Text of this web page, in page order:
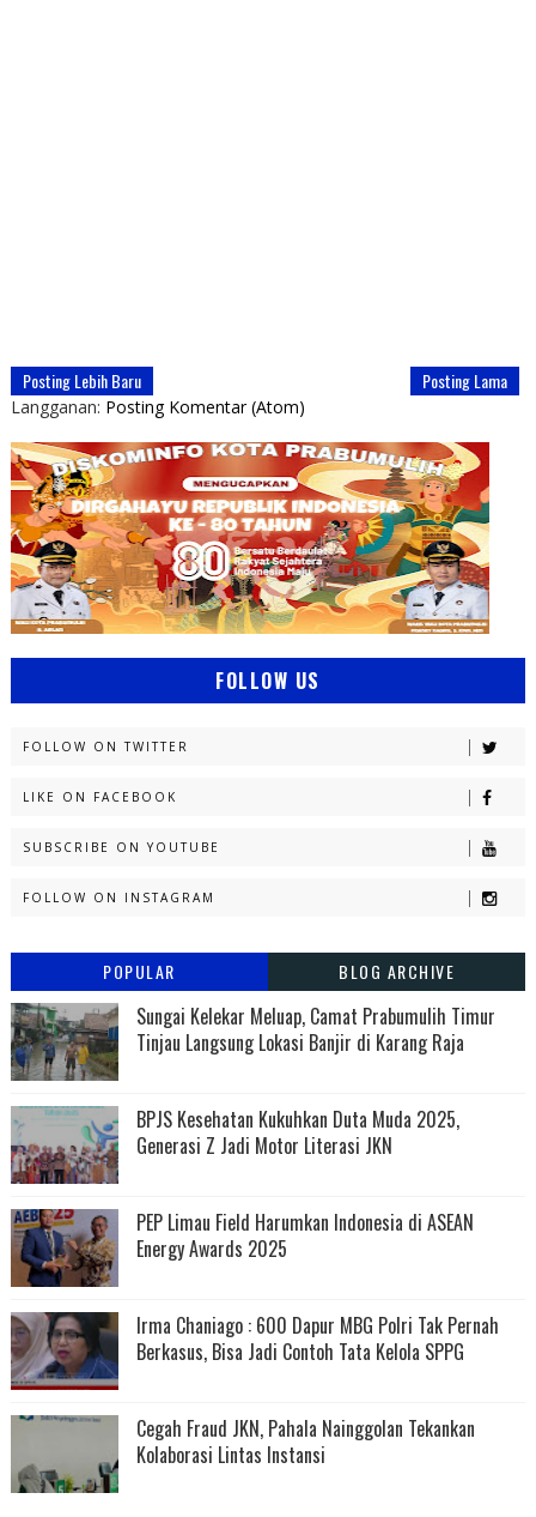
Posting Lebih Baru Posting Lama
Langganan: Posting Komentar (Atom)
FOLLOW US
FOLLOW ON TWITTER
LIKE ON FACEBOOK
SUBSCRIBE ON YOUTUBE
FOLLOW ON INSTAGRAM
POPULAR BLOG ARCHIVE
Sungai Kelekar Meluap, Camat Prabumulih Timur
Tinjau Langsung Lokasi Banjir di Karang Raja
BPJS Kesehatan Kukuhkan Duta Muda 2025,
Generasi Z Jadi Motor Literasi JKN
PEP Limau Field Harumkan Indonesia di ASEAN
Energy Awards 2025
Irma Chaniago : 600 Dapur MBG Polri Tak Pernah
Berkasus, Bisa Jadi Contoh Tata Kelola SPPG
Cegah Fraud JKN, Pahala Nainggolan Tekankan
Kolaborasi Lintas Instansi